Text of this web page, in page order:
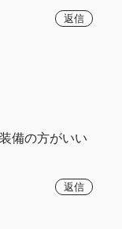
返信
備の方がいい
返信